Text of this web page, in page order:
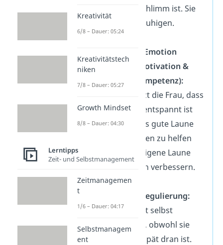
nicht so schlimm ist. Sie
will sie beruhigen.
Eigene Emotion
nutzen (Motivation &
soziale Kompetenz):
Dabei nutzt die Frau, dass
sie selbst entspannt ist
und bereits gute Laune
hat. Anderen zu helfen
kann die eigene Laune
sogar noch verbessern.
Selbstregulierung:
Die Frau ist selbst
entspannt, obwohl sie
ebenfalls spät dran ist.
Kreativität
6/8 – Dauer: 05:24
Kreativitätstech
niken
7/8 – Dauer: 05:27
Growth Mindset
8/8 – Dauer: 04:30
Lerntipps
Zeit- und Selbstmanagement
Zeitmanagemen
t
1/6 – Dauer: 04:17
Selbstmanagem
ent